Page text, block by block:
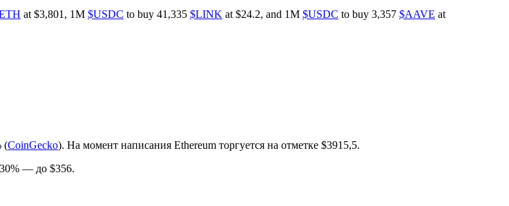
at $3,801, 1M $USDC to buy 41,335 $LINK at $24.2, and 1M $USDC to buy 3,357 $AAVE at
(CoinGecko). На момент написания Ethereum торгуется на отметке $3915,5.
— до $356.